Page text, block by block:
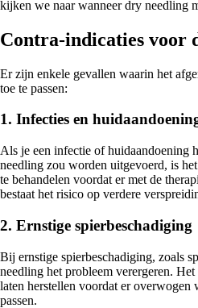
kijken we naar wanneer dry needling
Contra-indicaties voor
Er zijn enkele gevallen waarin het
toe te passen:
1. Infecties en
Als je een infectie of huidaandoening
needling zou worden uitgevoerd, is
te behandelen voordat er met de
bestaat het risico op verdere
2. Ernstige spierbeschadiging
Bij ernstige spierbeschadiging, zoals
needling het probleem verergeren.
laten herstellen voordat er overwogen
passen.